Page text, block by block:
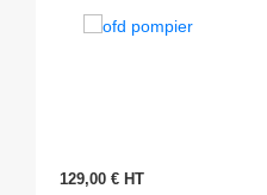
129,00 € HT